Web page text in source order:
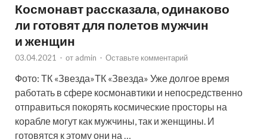
Космонавт рассказала, одинаково
ли готовят для полетов мужчин
и женщин
03.04.2021 - от admin - Оставьте комментарий
Фото: ТК «Звезда»ТК «Звезда» Уже долгое время
работать в сфере космонавтики и непосредственно
отправиться покорять космические просторы на
корабле могут как мужчины, так и женщины. И
готовятся к этому они на …